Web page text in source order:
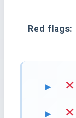
Red flags: